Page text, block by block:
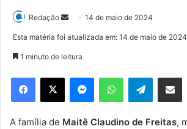
Redação
d
e
m
e
14 de maio de 2024
Esta matéria foi atualizada em: 14 de maio de 2024
1 minuto de leitura
Telegram
A família de Maitê Claudino de Freitas,